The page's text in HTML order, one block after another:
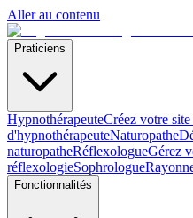
Aller au contenu
Praticiens
HypnothérapeuteCréez votre
d'hypnothérapeuteNaturopathe
naturopatheRéflexologueGérez
réflexologieSophrologue
Fonctionnalités